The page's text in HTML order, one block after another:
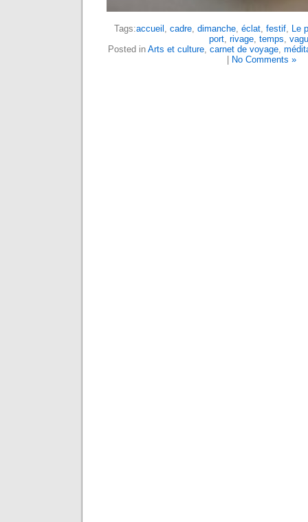
Tags:accueil cadre dimanche éclat festif Le
port rivage temps
Posted in Arts et culture, carnet de voyage,
| No Comments »